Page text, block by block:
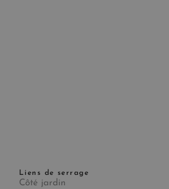
Liens de serrage
Côté jardin